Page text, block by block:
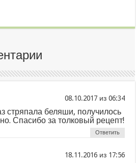
из
стряпала беляши, получилось
Спасибо за толковый рецепт!
Ответить
из